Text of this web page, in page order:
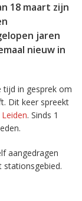
18 maart zijn
jaren
nieuw in
tijd in gesprek om
Dit keer spreekt
. Sinds 1
aangedragen
stationsgebied.